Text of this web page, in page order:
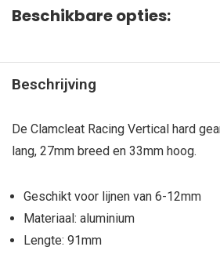
Beschikbare opties:
Beschrijving
De Clamcleat Racing Vertical hard
lang, 27mm breed en 33mm hoog.
Geschikt voor lijnen van 6-12mm
Materiaal: aluminium
Lengte: 91mm